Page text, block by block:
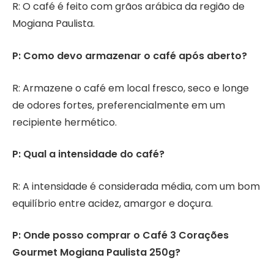
R: O café é feito com grãos arábica da região de
Mogiana Paulista.
P: Como devo armazenar o café após aberto?
R: Armazene o café em local fresco, seco e longe
de odores fortes, preferencialmente em um
recipiente hermético.
P: Qual a intensidade do café?
R: A intensidade é considerada média, com um bom
equilíbrio entre acidez, amargor e doçura.
P: Onde posso comprar o Café 3 Corações
Gourmet Mogiana Paulista 250g?